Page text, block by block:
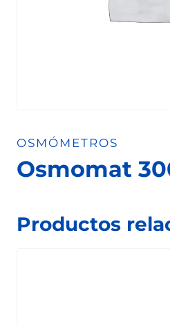
OSMÓMETROS
Osmomat
Productos